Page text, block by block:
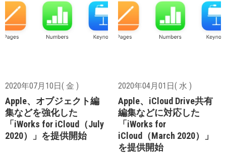
2020年07月10日( 金 )
Apple、オブジェクト編
集などを強化した
「iWorks for iCloud（July
2020）」を提供開始
2020年04月01日( 水 )
Apple、iCloud Drive共有
編集などに対応した
「iWorks for
iCloud（March 2020）」
を提供開始